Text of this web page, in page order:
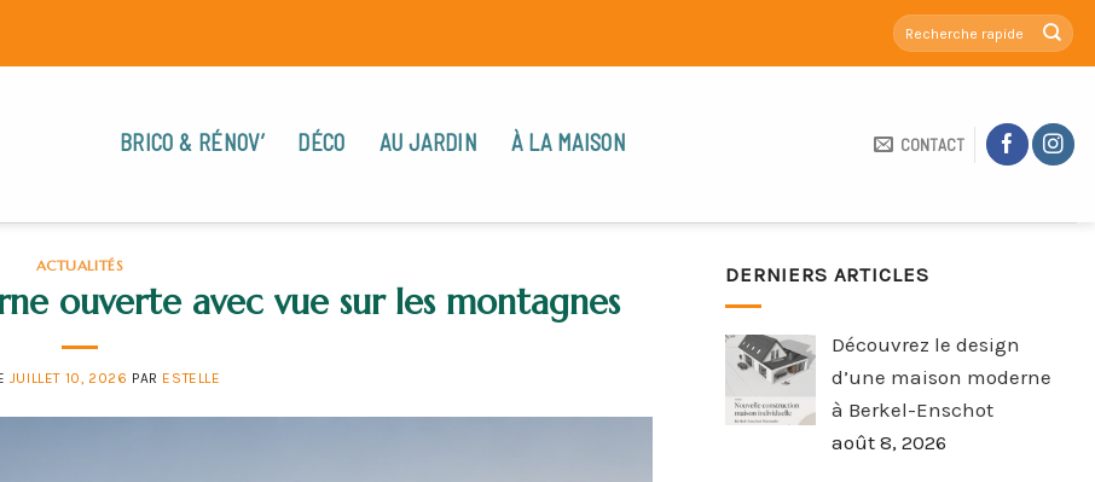
BRICO & RÉNOV’ DÉCO AU JARDIN À LA MAISON CONTACT
ACTUALITÉS
ouverte avec vue sur les montagnes
JUILLET 10, 2026 PAR ESTELLE
DERNIERS ARTICLES
Découvrez le design
d’une maison moderne
à Berkel-Enschot
août 8, 2026